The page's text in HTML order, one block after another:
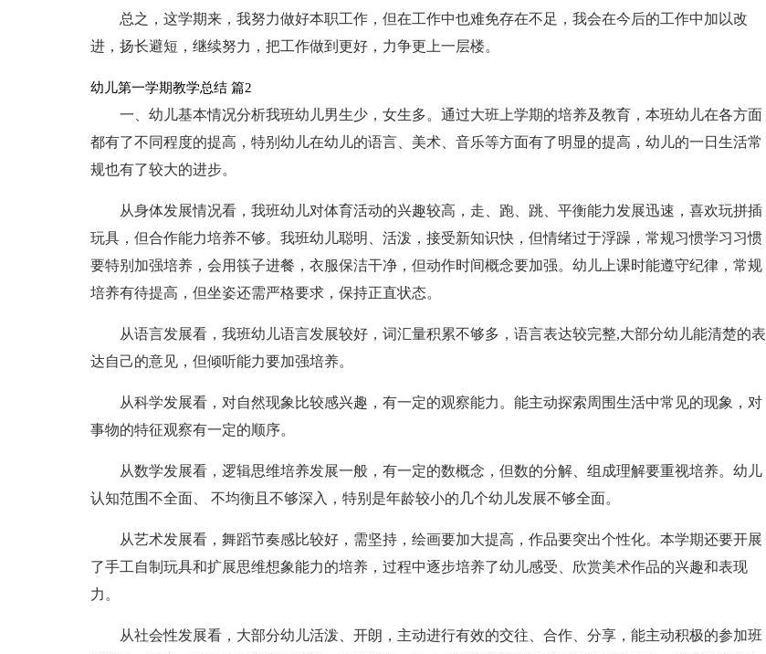
总之，这学期来，我努力做好本职工作，但在工作中也难免存在不足，我会在今后的工作中加以改
进，扬长避短，继续努力，把工作做到更好，力争更上一层楼。
幼儿第一学期教学总结 篇2
一、幼儿基本情况分析我班幼儿男生少，女生多。通过大班上学期的培养及教育，本班幼儿在各方面
都有了不同程度的提高，特别幼儿在幼儿的语言、美术、音乐等方面有了明显的提高，幼儿的一日生活常
规也有了较大的进步。
从身体发展情况看，我班幼儿对体育活动的兴趣较高，走、跑、跳、平衡能力发展迅速，喜欢玩拼插
玩具，但合作能力培养不够。我班幼儿聪明、活泼，接受新知识快，但情绪过于浮躁，常规习惯学习习惯
要特别加强培养，会用筷子进餐，衣服保洁干净，但动作时间概念要加强。幼儿上课时能遵守纪律，常规
培养有待提高，但坐姿还需严格要求，保持正直状态。
从语言发展看，我班幼儿语言发展较好，词汇量积累不够多，语言表达较完整,大部分幼儿能清楚的表
达自己的意见，但倾听能力要加强培养。
从科学发展看，对自然现象比较感兴趣，有一定的观察能力。能主动探索周围生活中常见的现象，对
事物的特征观察有一定的顺序。
从数学发展看，逻辑思维培养发展一般，有一定的数概念，但数的分解、组成理解要重视培养。幼儿
认知范围不全面、 不均衡且不够深入，特别是年龄较小的几个幼儿发展不够全面。
从艺术发展看，舞蹈节奏感比较好，需坚持，绘画要加大提高，作品要突出个性化。本学期还要开展
了手工自制玩具和扩展思维想象能力的培养，过程中逐步培养了幼儿感受、欣赏美术作品的兴趣和表现
力。
从社会性发展看，大部分幼儿活泼、开朗，主动进行有效的交往、合作、分享，能主动积极的参加班